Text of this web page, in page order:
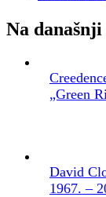
Na današnji
„Green
David
1967. –